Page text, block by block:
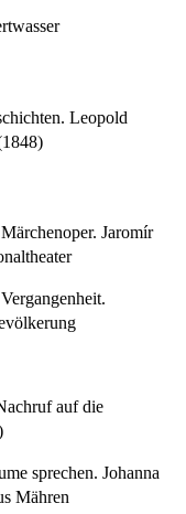
Leopold
Jaromír
auf die
sprechen. Johanna
Mähren